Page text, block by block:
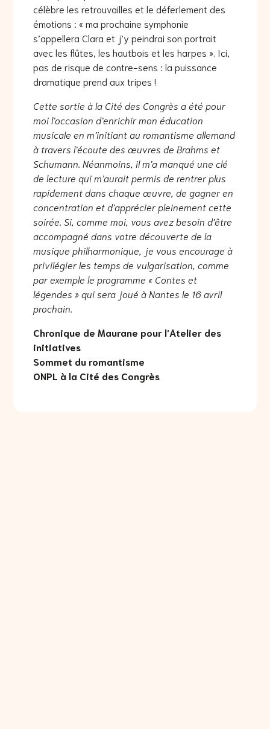
célèbre les retrouvailles et le déferlement des
émotions : « ma prochaine symphonie
s’appellera Clara et j’y peindrai son portrait
avec les flûtes, les hautbois et les harpes ». Ici,
pas de risque de contre-sens : la puissance
dramatique prend aux tripes !
Cette sortie à la Cité des Congrès a été pour
moi l’occasion d’enrichir mon éducation
musicale en m’initiant au romantisme allemand
à travers l’écoute des œuvres de Brahms et
Schumann. Néanmoins, il m’a manqué une clé
de lecture qui m’aurait permis de rentrer plus
rapidement dans chaque œuvre, de gagner en
concentration et d’apprécier pleinement cette
soirée. Si, comme moi, vous avez besoin d’être
accompagné dans votre découverte de la
musique philharmonique, je vous encourage à
privilégier les temps de vulgarisation, comme
par exemple le programme « Contes et
légendes » qui sera joué à Nantes le 16 avril
prochain.
Chronique de Maurane pour l’Atelier des
initiatives
Sommet du romantisme
ONPL à la Cité des Congrès